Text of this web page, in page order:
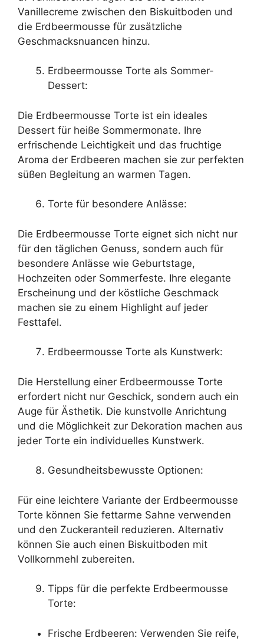
Vanillecreme zwischen den Biskuitboden und
die Erdbeermousse für zusätzliche
Geschmacksnuancen hinzu.
Erdbeermousse Torte als Sommer-
Dessert:
Die Erdbeermousse Torte ist ein ideales
Dessert für heiße Sommermonate. Ihre
erfrischende Leichtigkeit und das fruchtige
Aroma der Erdbeeren machen sie zur perfekten
süßen Begleitung an warmen Tagen.
Torte für besondere Anlässe:
Die Erdbeermousse Torte eignet sich nicht nur
für den täglichen Genuss, sondern auch für
besondere Anlässe wie Geburtstage,
Hochzeiten oder Sommerfeste. Ihre elegante
Erscheinung und der köstliche Geschmack
machen sie zu einem Highlight auf jeder
Festtafel.
Erdbeermousse Torte als Kunstwerk:
Die Herstellung einer Erdbeermousse Torte
erfordert nicht nur Geschick, sondern auch ein
Auge für Ästhetik. Die kunstvolle Anrichtung
und die Möglichkeit zur Dekoration machen aus
jeder Torte ein individuelles Kunstwerk.
Gesundheitsbewusste Optionen:
Für eine leichtere Variante der Erdbeermousse
Torte können Sie fettarme Sahne verwenden
und den Zuckeranteil reduzieren. Alternativ
können Sie auch einen Biskuitboden mit
Vollkornmehl zubereiten.
Tipps für die perfekte Erdbeermousse
Torte:
Frische Erdbeeren: Verwenden Sie reife,